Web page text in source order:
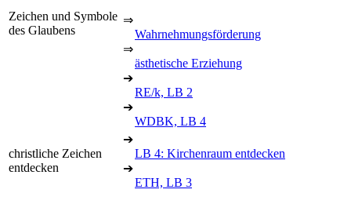
Zeichen und Symbole
des Glaubens
⇒
Wahrnehmungsförderung
⇒
ästhetische Erziehung
➔
RE/k, LB 2
➔
WDBK, LB 4
christliche Zeichen
entdecken
➔
LB 4: Kirchenraum entdecken
➔
ETH, LB 3